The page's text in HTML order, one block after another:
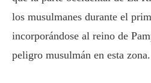
los musulmanes durante el
incorporándose al reino de
peligro musulmán en esta zona.